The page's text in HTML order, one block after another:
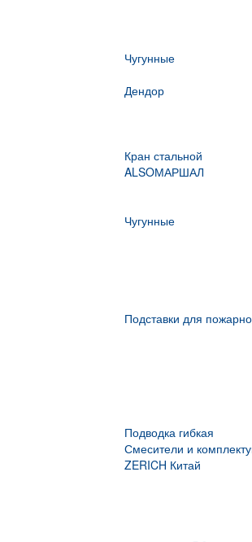
Чугунные
Дендор
Кран стальной
ALSOМАРШАЛ
Чугунные
Подставки для
Подводка гибкая
Смесители и
ZERICH Китай